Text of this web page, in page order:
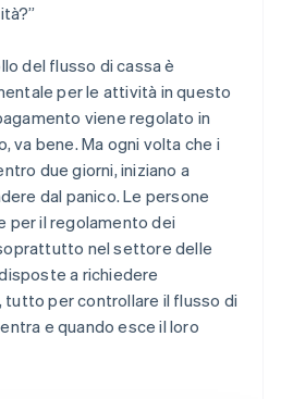
del flusso di cassa è
per le attività in questo
viene regolato in
va bene. Ma ogni volta che i
due giorni, iniziano a
dal panico. Le persone
per il regolamento dei
nel settore delle
a richiedere
per controllare il flusso di
e quando esce il loro